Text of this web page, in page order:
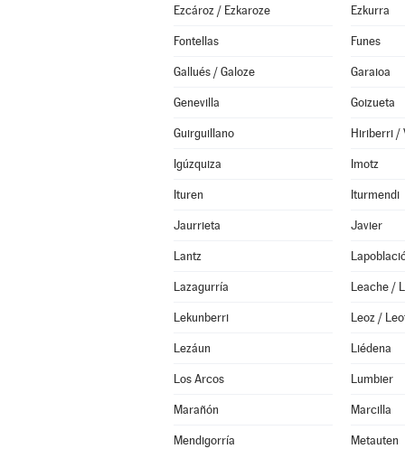
Ezcároz / Ezkaroze Ezkurra
Fontellas Funes
Gallués / Galoze Garaioa
Genevilla Goizueta
Guirguillano
Igúzquiza Imotz
Ituren Iturmendi
Jaurrieta Javier
Lantz
Lazagurría Leache /
Lekunberri Leoz /
Lezáun Liédena
Los Arcos Lumbier
Marañón Marcilla
Mendigorría Metauten